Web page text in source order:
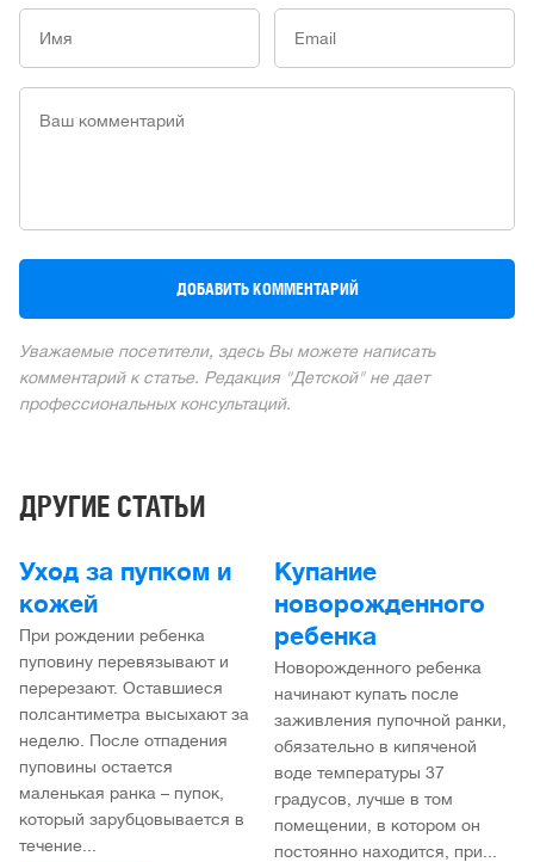
Уважаемые посетители, здесь Вы можете написать
комментарий к статье. Редакция "Детской" не дает
профессиональных консультаций.
ДРУГИЕ СТАТЬИ
Уход за пупком и
кожей
При рождении ребенка
пуповину перевязывают и
перерезают. Оставшиеся
полсантиметра высыхают за
неделю. После отпадения
пуповины остается
маленькая ранка – пупок,
который зарубцовывается в
течение...
Купание
новорожденного
ребенка
Новорожденного ребенка
начинают купать после
заживления пупочной ранки,
обязательно в кипяченой
воде температуры 37
градусов, лучше в том
помещении, в котором он
постоянно находится, при...